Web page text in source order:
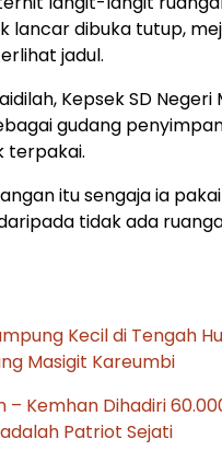
lancar dibuka tutup,
jadul.
Kepsek SD
gudang
terpakai.
itu sengaja ia
tidak ada
Kecil di Tengah
Masigit Kareumbi
Kemhan Dihadiri
Patriot Sejati